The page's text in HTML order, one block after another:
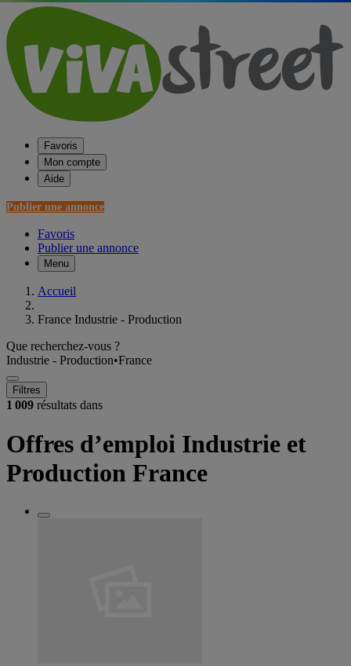
Favoris
Mon compte
Aide
Publier une annonce
Favoris
Publier une annonce
Menu
Accueil
France Industrie - Production
Que recherchez-vous ?
Industrie - Production•France
Filtres
1 009 résultats dans
Offres d’emploi Industrie et
Production France